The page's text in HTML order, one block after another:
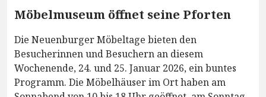
Möbelmuseum öffnet seine Pforten
Die Neuenburger Möbeltage bieten den
Besucherinnen und Besuchern an diesem
Wochenende, 24. und 25. Januar 2026, ein buntes
Programm. Die Möbelhäuser im Ort haben am